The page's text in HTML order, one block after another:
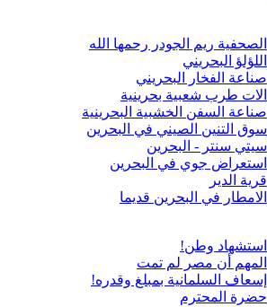
الصحفية ريم الجودر رحمها الله
اللؤلؤ البحريني
صناعة الفخار البحريني
الات طرب شعبية بحرينية
صناعة السفن الخشبية البحرينية
سوق التنين الصيني في البحرين
سيتي سنتر - البحرين
استعراض جوي في البحرين
قرية الدير
الامطار في البحرين قديما
استشهاد وطن!
المهم أن مصر لم تمت
إسعاف السلمانية بمبلغ وقدره!
حضرة المحترم